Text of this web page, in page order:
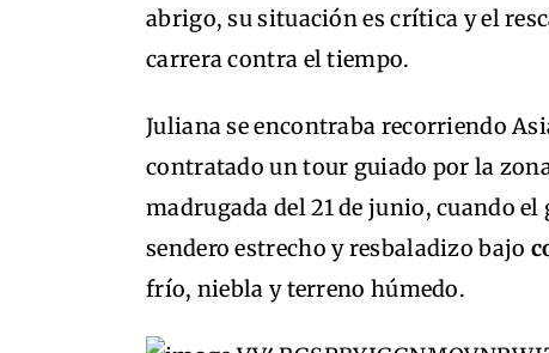
abrigo, su situación es crítica y el
carrera contra el tiempo.
Juliana se encontraba recorriendo
contratado un tour guiado por la
madrugada del 21 de junio, cuando
sendero estrecho y resbaladizo bajo
frío, niebla y terreno húmedo.